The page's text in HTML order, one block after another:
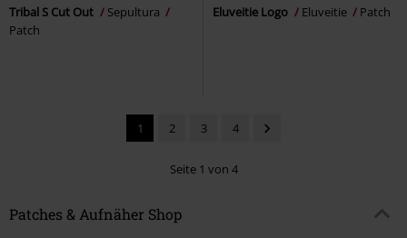
Tribal S Cut Out
Sepultura
Patch
Eluveitie Logo Eluveitie Patch
1 2 3 4
Seite 1 von 4
Patches & Aufnäher Shop